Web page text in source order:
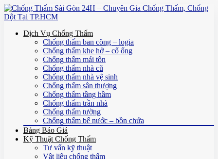
Dịch Vụ Chống Thấm
Chống thấm ban công – logia
Chống thấm khe hở – cổ ống
Chống thấm mái tôn
Chống thấm nhà cũ
Chống thấm nhà vệ sinh
Chống thấm sân thượng
Chống thấm tầng hầm
Chống thấm trần nhà
Chống thấm tường
Chống thấm bể nước – bồn chứa
Bảng Báo Giá
Kỹ Thuật Chống Thấm
Tư vấn kỹ thuật
Vật liệu chống thấm